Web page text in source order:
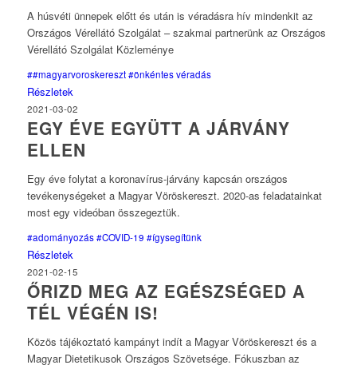
A húsvéti ünnepek előtt és után is véradásra hív mindenkit az
Országos Vérellátó Szolgálat – szakmai partnerünk az Országos
Vérellátó Szolgálat Közleménye
##magyarvoroskereszt #önkéntes véradás
Részletek
2021-03-02
EGY ÉVE EGYÜTT A JÁRVÁNY
ELLEN
Egy éve folytat a koronavírus-járvány kapcsán országos
tevékenységeket a Magyar Vöröskereszt. 2020-as feladatainkat
most egy videóban összegeztük.
#adományozás #COVID-19 #ígysegítünk
Részletek
2021-02-15
ŐRIZD MEG AZ EGÉSZSÉGED A
TÉL VÉGÉN IS!
Közös tájékoztató kampányt indít a Magyar Vöröskereszt és a
Magyar Dietetikusok Országos Szövetsége. Fókuszban az